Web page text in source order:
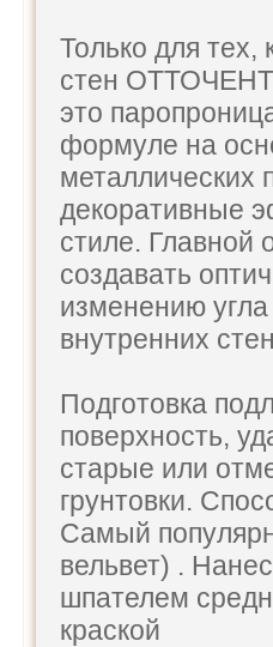
Только для тех,
стен
это
формуле на
металлических
декоративные
стиле. Главной
создавать
изменению
внутренних
Подготовка
поверхность,
старые или
грунтовки.
Самый
вельвет) .
шпателем
краской